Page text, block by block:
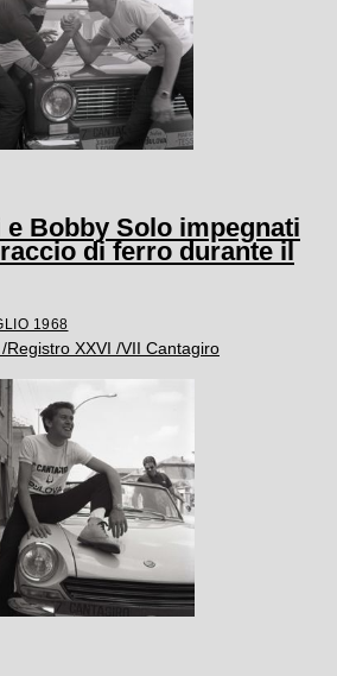
Bobby Solo impegnati
di ferro durante il
1968
XXVI /VII Cantagiro